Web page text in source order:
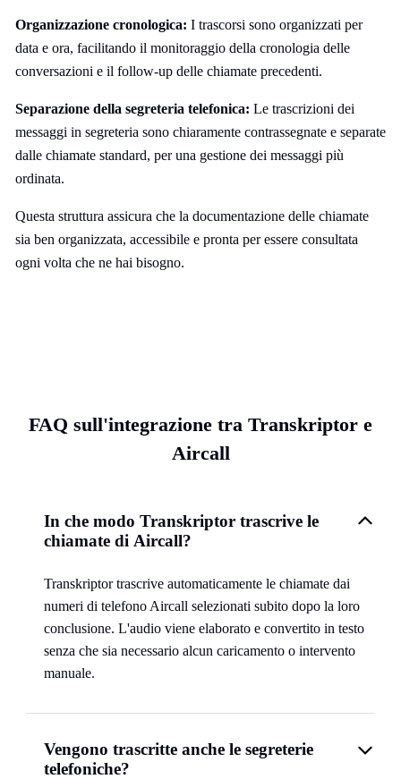
Organizzazione cronologica: I trascorsi sono organizzati per
data e ora, facilitando il monitoraggio della cronologia delle
conversazioni e il follow-up delle chiamate precedenti.
Separazione della segreteria telefonica: Le trascrizioni dei
messaggi in segreteria sono chiaramente contrassegnate e separate
dalle chiamate standard, per una gestione dei messaggi più
ordinata.
Questa struttura assicura che la documentazione delle chiamate
sia ben organizzata, accessibile e pronta per essere consultata
ogni volta che ne hai bisogno.
FAQ sull'integrazione tra Transkriptor e
Aircall
In che modo Transkriptor trascrive le
chiamate di Aircall?
Transkriptor trascrive automaticamente le chiamate dai
numeri di telefono Aircall selezionati subito dopo la loro
conclusione. L'audio viene elaborato e convertito in testo
senza che sia necessario alcun caricamento o intervento
manuale.
Vengono trascritte anche le segreterie
telefoniche?